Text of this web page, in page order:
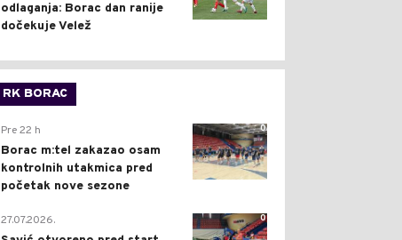
odlaganja: Borac dan ranije
dočekuje Velež
RK BORAC
0
Pre 22 h
Borac m:tel zakazao osam
kontrolnih utakmica pred
početak nove sezone
0
27.07.2026.